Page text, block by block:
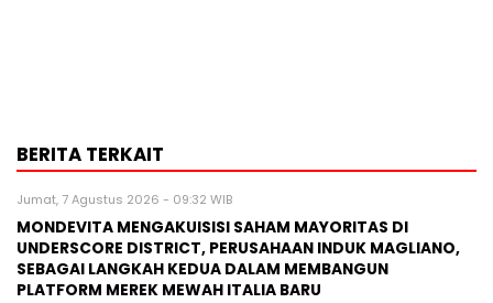
BERITA TERKAIT
Jumat, 7 Agustus 2026 - 09:32 WIB
MONDEVITA MENGAKUISISI SAHAM MAYORITAS DI
UNDERSCORE DISTRICT, PERUSAHAAN INDUK MAGLIANO,
SEBAGAI LANGKAH KEDUA DALAM MEMBANGUN
PLATFORM MEREK MEWAH ITALIA BARU